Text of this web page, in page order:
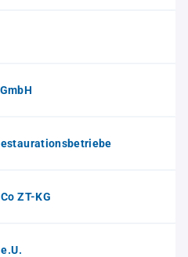
ZT-KG